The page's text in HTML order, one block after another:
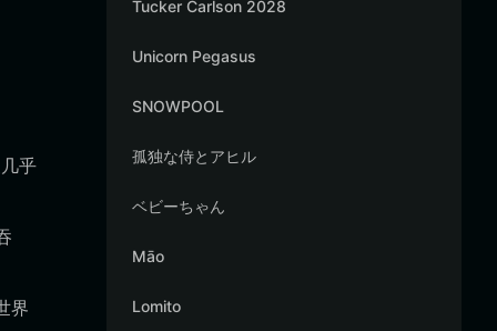
乎
界
Tucker Carlson 2028
Unicorn Pegasus
SNOWPOOL
孤独な侍とアヒル
ベビーちゃん
Māo
Lomito